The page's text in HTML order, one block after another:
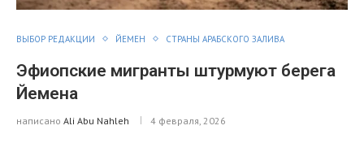
ВЫБОР РЕДАКЦИИ ЙЕМЕН СТРАНЫ АРАБСКОГО ЗАЛИВА
Эфиопские мигранты штурмуют берега
Йемена
написано Ali Abu Nahleh 4 февраля, 2026